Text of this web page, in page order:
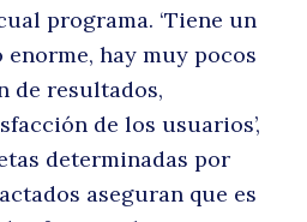
programa. ‘Tiene un
hay muy pocos
de resultados,
de los usuarios’,
determinadas por
aseguran que es